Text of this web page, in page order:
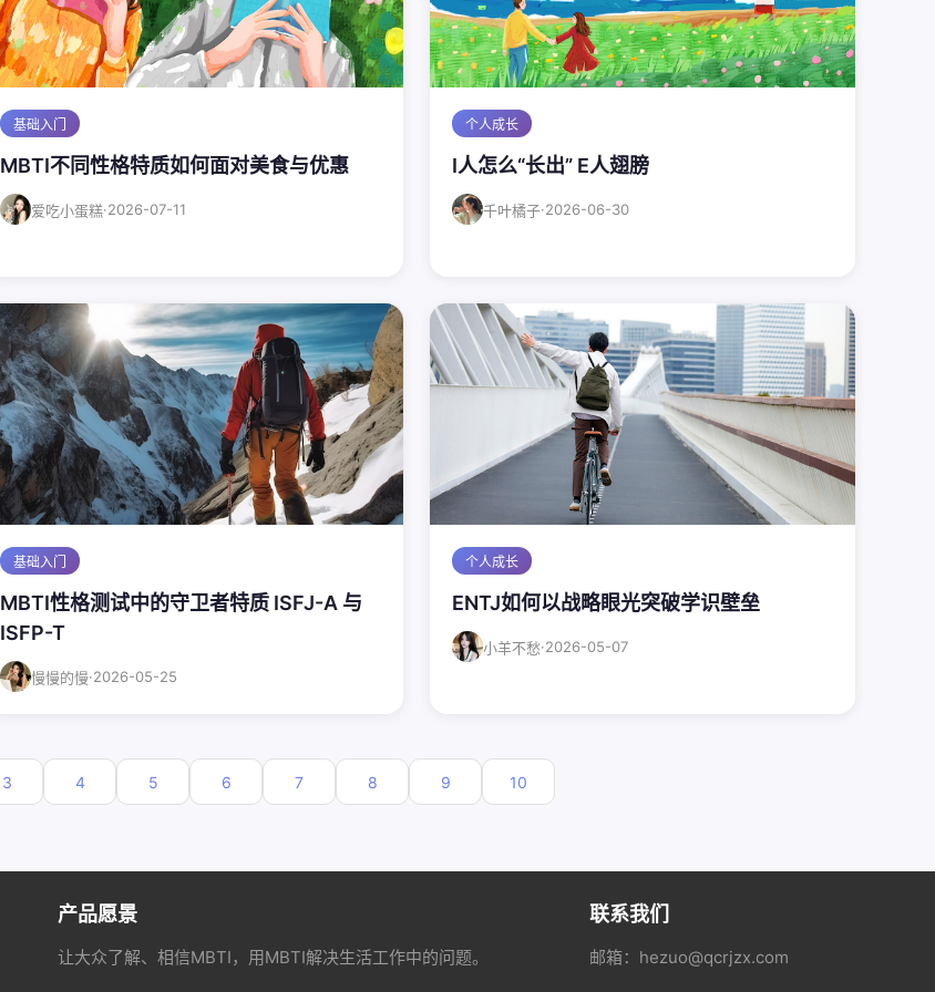
基础入门
MBTI不同性格特质如何面对美食与优惠
爱吃小蛋糕·2026-07-11
个人成长
I人怎么“长出” E人翅膀
千叶橘子·2026-06-30
基础入门
MBTI性格测试中的守卫者特质 ISFJ-A 与
ISFP-T
慢慢的慢·2026-05-25
个人成长
ENTJ如何以战略眼光突破学识壁垒
小羊不愁·2026-05-07
3 4 5 6 7 8 9 10
产品愿景
让大众了解、相信MBTI，用MBTI解决生活工作中的问题。
联系我们
邮箱：hezuo@qcrjzx.com